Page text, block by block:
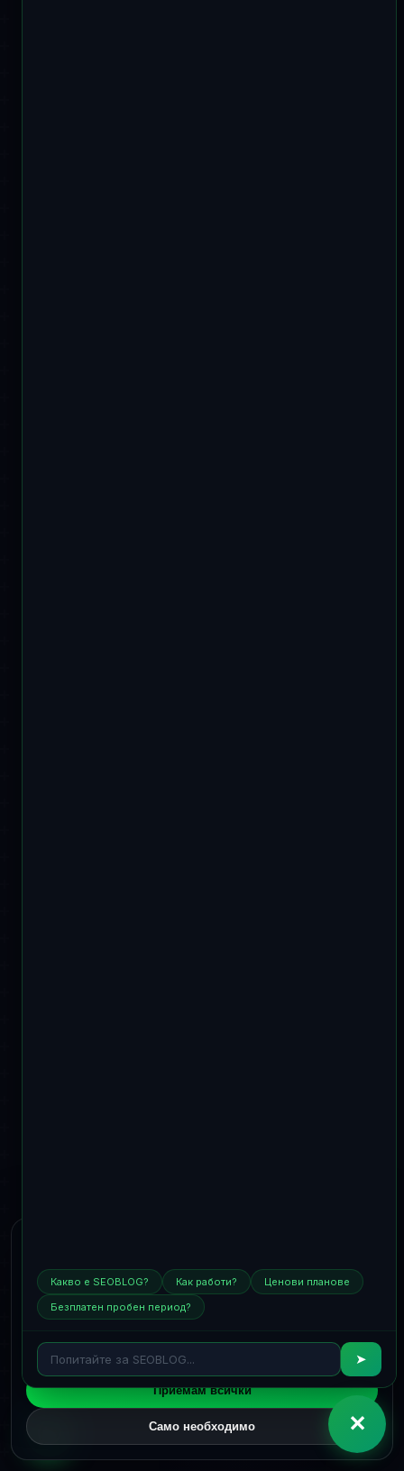
Използваме необходимите бисквитки, за да работим с
услугата, и незадължителни бисквитки за анализ и
маркетинг само с вашето съгласие. Подробностите са
поверителност.
Приемам всички
Само необходимо
Какво е SEOBLOG? Как работи?
Ценови планове
Безплатен пробен период?
➤
✕